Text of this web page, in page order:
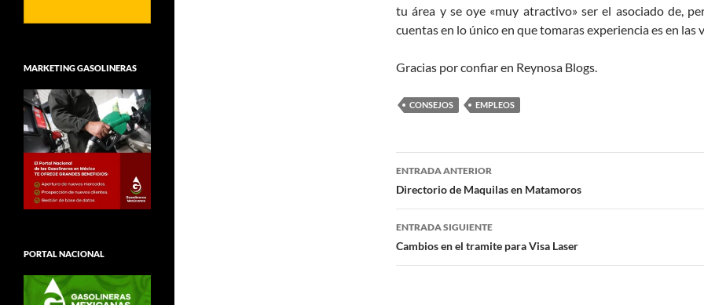
tuárea y se oye «muy atractivo» ser el asociado de,
cuentas en lo único en que tomaras experiencia es en las
Gracias por confiar en Reynosa Blogs.
CONSEJOS EMPLEOS
Navegación
de
entradas
ENTRADA ANTERIOR
Directorio de Maquilas en Matamoros
ENTRADA SIGUIENTE
Cambios en el tramite para Visa Laser
MARKETING GASOLINERAS
PORTAL NACIONAL